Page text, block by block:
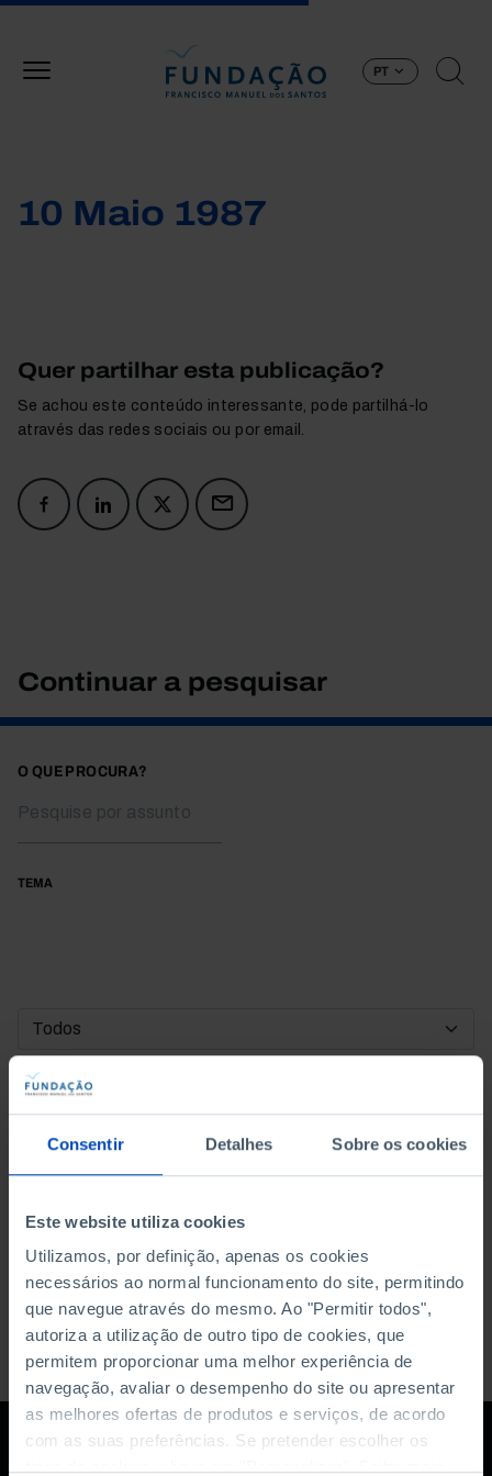
Consentir Detalhes Sobre os cookies
Este website utiliza cookies
Utilizamos, por definição, apenas os cookies
necessários ao normal funcionamento do site, permitindo
que navegue através do mesmo. Ao "Permitir todos",
autoriza a utilização de outro tipo de cookies, que
permitem proporcionar uma melhor experiência de
navegação, avaliar o desempenho do site ou apresentar
as melhores ofertas de produtos e serviços, de acordo
com as suas preferências. Se pretender escolher os
PT
10 Maio 1987
Quer partilhar esta publicação?
Se achou este conteúdo interessante, pode partilhá-lo
através das redes sociais ou por email.
Continuar a pesquisar
O QUE PROCURA?
TEMA
DATA DE INÍCIO
DATA DE FIM